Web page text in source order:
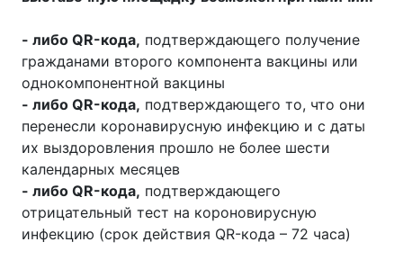
- либо QR-кода, подтверждающего получение
гражданами второго компонента вакцины или
однокомпонентной вакцины
- либо QR-кода, подтверждающего то, что они
перенесли коронавирусную инфекцию и с даты
их выздоровления прошло не более шести
календарных месяцев
- либо QR-кода, подтверждающего
отрицательный тест на короновирусную
инфекцию (срок действия QR-кода – 72 часа)